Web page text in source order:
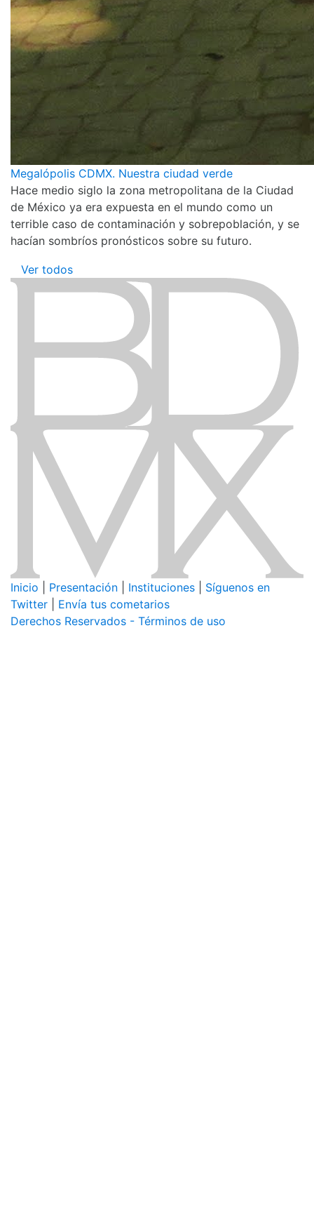
Megalópolis CDMX. Nuestra ciudad verde
Hace medio siglo la zona metropolitana de la Ciudad
de México ya era expuesta en el mundo como un
terrible caso de contaminación y sobrepoblación, y se
hacían sombríos pronósticos sobre su futuro.
Ver todos
Inicio Presentación Instituciones
Síguenos en
Twitter
Envía tus cometarios
Derechos Reservados - Términos de uso